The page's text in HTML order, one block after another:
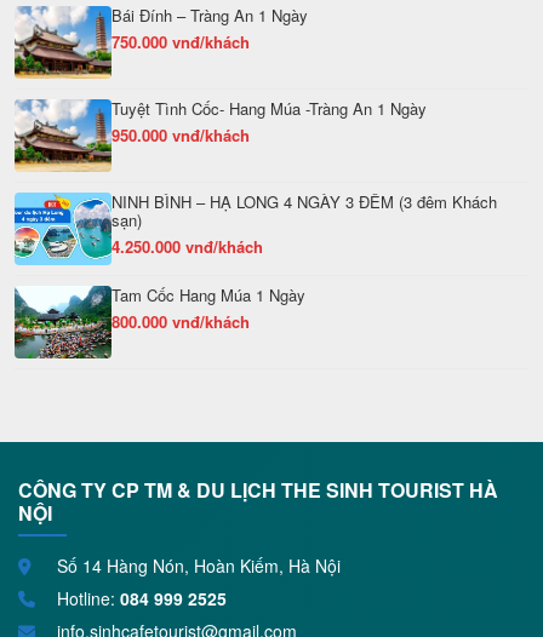
Bái Đính – Tràng An 1 Ngày
750.000 vnđ/khách
Tuyệt Tình Cốc- Hang Múa -Tràng An 1 Ngày
950.000 vnđ/khách
NINH BÌNH – HẠ LONG 4 NGÀY 3 ĐÊM (3 đêm Khách
sạn)
4.250.000 vnđ/khách
Tam Cốc Hang Múa 1 Ngày
800.000 vnđ/khách
CÔNG TY CP TM & DU LỊCH THE SINH TOURIST HÀ
NỘI
Số 14 Hàng Nón, Hoàn Kiếm, Hà Nội
Hotline: 084 999 2525
info.sinhcafetourist@gmail.com